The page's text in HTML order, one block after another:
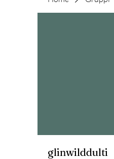
glinwilddulti